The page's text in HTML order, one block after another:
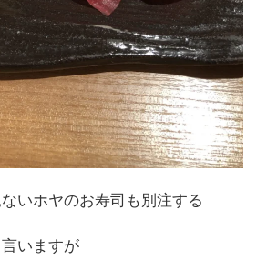
いホヤのお寿司も別注する
いますが